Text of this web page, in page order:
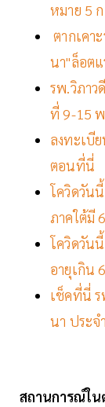
หมาย 5
ตากเคา
นา"ล็อต
รพ.วิภาว
ที่ 9-15
ลงทะเบี
ตอนที่นี่
โควิดวัน
ภาคใต้มี
โควิดวัน
อายุเกิน
เช็คที่นี่ ร
นา ประ
สถานการณ์ใน